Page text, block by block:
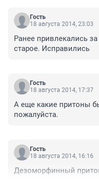
Гость
18 августа 2014, 23:03
Ранее привлекались
старое. Исправились
Гость
18 августа 2014, 17:37
А еще какие притоны
пожалуйста.
Гость
18 августа 2014, 16:16
Дезоморфинный